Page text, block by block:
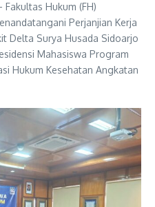
Fakultas Hukum (FH)
Perjanjian Kerja
Delta Surya Husada Sidoarjo
Mahasiswa Program
Hukum Kesehatan Angkatan